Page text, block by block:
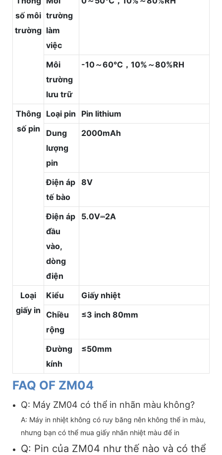
số môi
trường
trường
làm
việc
Môi
trường
lưu trữ
-10～60℃，10%～80%RH
Thông
số pin
Loại pin
Pin lithium
Dung
lượng
pin
2000mAh
Điện áp
tế bào
8V
Điện áp
đầu
vào,
dòng
điện
5.0V⎓2A
Loại
giấy in
Kiểu
Giấy nhiệt
Chiều
rộng
≤3 inch 80mm
Đường
kính
≤50mm
FAQ OF ZM04
Q: Máy ZM04 có thể in nhãn màu không?
A: Máy in nhiệt không có ruy băng nên không thể in màu,
nhưng bạn có thể mua giấy nhãn nhiệt màu để in
Q: Pin của ZM04 như thế nào và có thể